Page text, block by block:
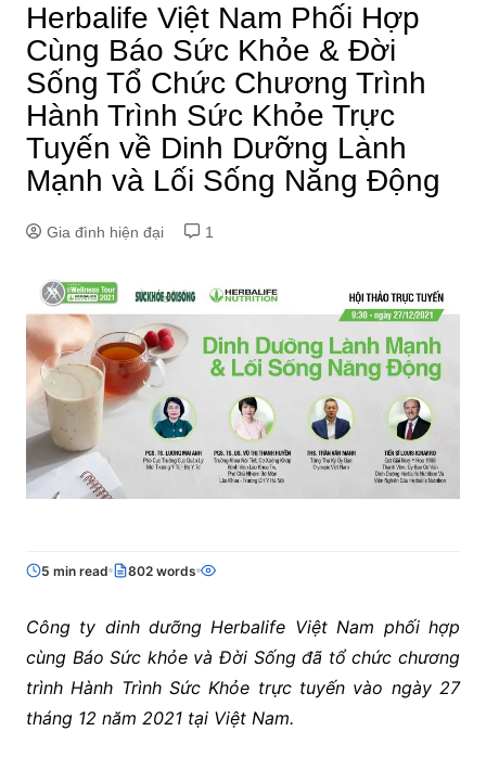
Herbalife Việt Nam Phối Hợp
Cùng Báo Sức Khỏe & Đời
Sống Tổ Chức Chương Trình
Hành Trình Sức Khỏe Trực
Tuyến về Dinh Dưỡng Lành
Mạnh và Lối Sống Năng Động
Gia đình hiện đại 1
5 min read 802 words
Công ty dinh dưỡng Herbalife Việt Nam phối hợp
cùng Báo Sức khỏe và Đời Sống đã tổ chức chương
trình Hành Trình Sức Khỏe trực tuyến vào ngày 27
tháng 12 năm 2021 tại Việt Nam.